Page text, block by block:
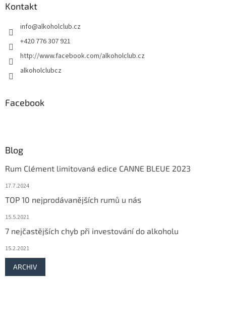
k
Kontakt
info@alkoholclub.cz
+420 776 307 921
http://www.facebook.com/alkoholclub.cz
alkoholclubcz
Facebook
Blog
Rum Clément limitovaná edice CANNE BLEUE 2023
17.7.2024
TOP 10 nejprodávanějších rumů u nás
15.5.2021
7 nejčastějších chyb při investování do alkoholu
15.2.2021
ARCHIV